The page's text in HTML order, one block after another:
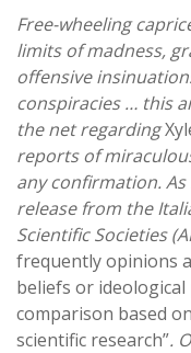
Free-wheeling
limits of madness,
offensive
conspiracies … this
the net regarding
reports of
any confirmation.
release from the
Scientific Societies
frequently opinions
beliefs or
comparison based
scientific research”.